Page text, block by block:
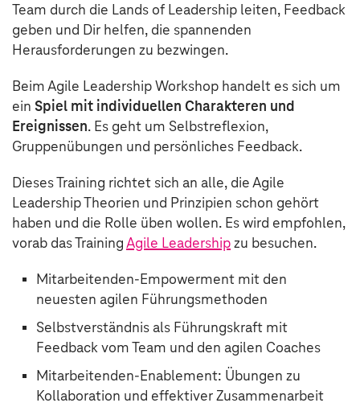
Team durch die Lands of Leadership leiten, Feedback
geben und Dir helfen, die spannenden
Herausforderungen zu bezwingen.
Beim Agile Leadership Workshop handelt es sich um
ein Spiel mit individuellen Charakteren und
Ereignissen. Es geht um Selbstreflexion,
Gruppenübungen und persönliches Feedback.
Dieses Training richtet sich an alle, die Agile
Leadership Theorien und Prinzipien schon gehört
haben und die Rolle üben wollen. Es wird empfohlen,
vorab das Training Agile Leadership zu besuchen.
Mitarbeitenden-Empowerment mit den
neuesten agilen Führungsmethoden
Selbstverständnis als Führungskraft mit
Feedback vom Team und den agilen Coaches
Mitarbeitenden-Enablement: Übungen zu
Kollaboration und effektiver Zusammenarbeit